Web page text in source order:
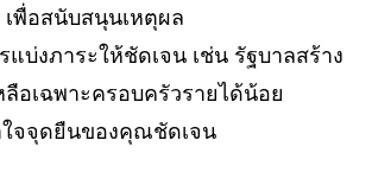
พื่อสนับสนุนเหตุผล
บ่งภาระให้ชัดเจน เช่น รัฐบาลสร้าง
อเฉพาะครอบครัวรายได้น้อย
ใจจุดยืนของคุณชัดเจน